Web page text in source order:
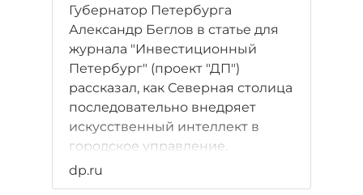
Губернатор Петербурга
Александр Беглов в статье для
журнала "Инвестиционный
Петербург" (проект "ДП")
рассказал, как Северная столица
последовательно внедряет
искусственный интеллект в
городское управление,
медицину, транспорт и ЖКХ,
превращая ИИ из эксперимента
dp.ru